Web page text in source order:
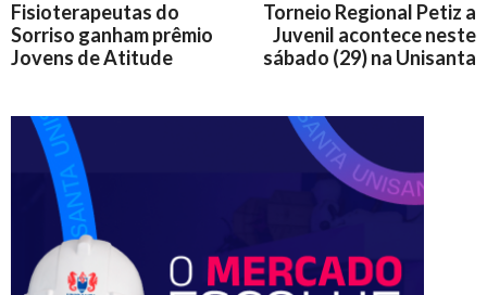
Fisioterapeutas do
Sorriso ganham prêmio
Jovens de Atitude
Torneio Regional Petiz a
Juvenil acontece neste
sábado (29) na Unisanta